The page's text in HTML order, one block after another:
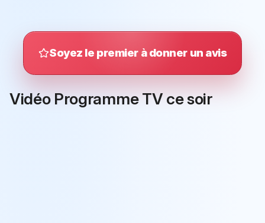
Soyez le premier à donner un avis
Vidéo Programme TV ce soir